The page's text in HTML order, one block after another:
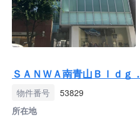
ＳＡＮＷＡ南青山Ｂｌｄｇ．
物件番号
53829
所在地